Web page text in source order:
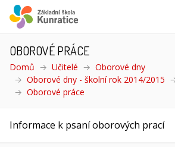
OBOROVÉ PRÁCE
Domů Učitelé
Oborové dny
Oborové dny - školní rok 2014/2015
Oborové práce
Informace k psaní oborových prací